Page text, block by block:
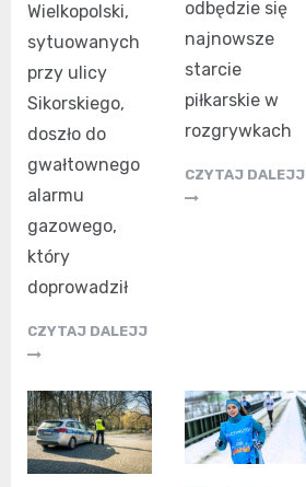
Wielkopolski,
sytuowanych
przy ulicy
Sikorskiego,
doszło do
gwałtownego
alarmu
gazowego,
który
doprowadził
CZYTAJ DALEJJ
odbędzie się
najnowsze
starcie
piłkarskie w
rozgrywkach
CZYTAJ DALEJJ